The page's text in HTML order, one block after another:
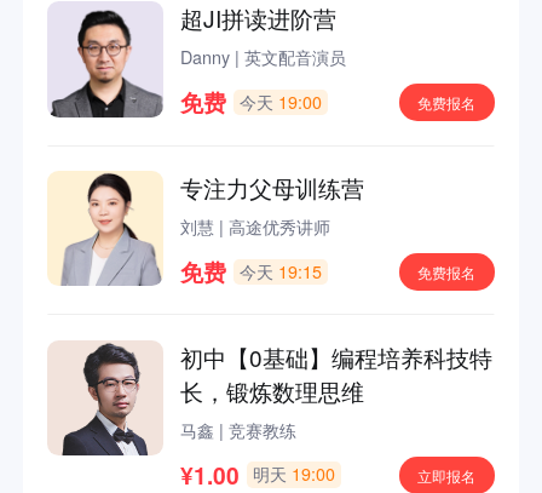
超JI拼读进阶营
Danny | 英文配音演员
免费 今天 19:00 免费报名
专注力父母训练营
刘慧 | 高途优秀讲师
免费 今天 19:15 免费报名
初中【0基础】编程培养科技特
长，锻炼数理思维
马鑫 | 竞赛教练
¥1.00 明天 19:00 立即报名